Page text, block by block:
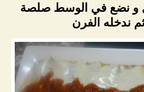
و نضع في الوسط صلصة
ندخله الفرن